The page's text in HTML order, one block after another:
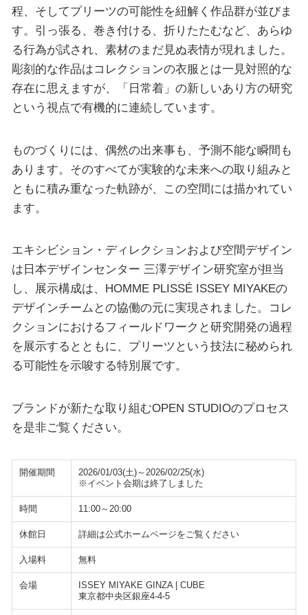
程、そしてプリーツの可能性を紐解く作品群が並びま
す。引っ張る、巻き付ける、折りたたむなど、あらゆ
る行為が試され、素材のまだ見ぬ表情が現れました。
彫刻的な作品はコレクションの衣服とは一見対照的な
存在に思えますが、「日常着」の新しいあり方の研究
という視点で有機的に連続しています。
ものづくりには、偶然の出来事も、予測不能な瞬間も
あります。そのすべてが実験的な未来への取り組みと
ともに積み重なった軌跡が、この空間には描かれてい
ます。
エキシビション・ディレクションおよび空間デザイン
は日本デザインセンター 三澤デザイン研究室が担当
し、展示構成は、HOMME PLISSÉ ISSEY MIYAKEの
デザインチームとの協働の元に実現されました。コレ
クションにおけるフィールドワークと研究開発の過程
を展示するとともに、プリーツという技法に秘められ
る可能性を示唆する特別展です。
ブランドが新たな取り組むOPEN STUDIOのプロセス
を是非ご覧ください。
開催期間
2026/01/03(土)～2026/02/25(水)
※イベント会期は終了しました
時間 11:00～20:00
休館日 詳細は公式ホームページをご覧ください
入場料 無料
会場
ISSEY MIYAKE GINZA | CUBE
東京都中央区銀座4-4-5